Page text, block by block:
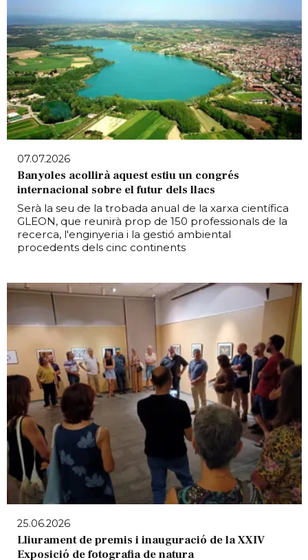
07.07.2026
Banyoles acollirà aquest estiu un congrés
internacional sobre el futur dels llacs
Serà la seu de la trobada anual de la xarxa científica
GLEON, que reunirà prop de 150 professionals de la
recerca, l'enginyeria i la gestió ambiental
procedents dels cinc continents
25.06.2026
Lliurament de premis i inauguració de la XXIV
Exposició de fotografia de natura